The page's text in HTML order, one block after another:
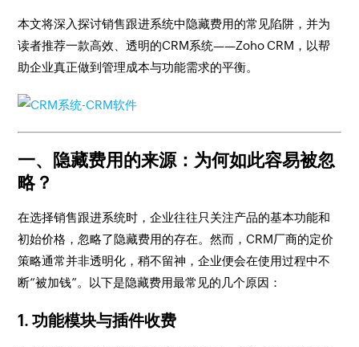
本文将深入探讨销售跟进系统中隐藏费用的常见陷阱，并为
读者推荐一款高效、透明的CRM系统——Zoho CRM，以帮
助企业真正做到管理成本与功能需求的平衡。
一、隐藏费用的来源：为何如此容易被忽
略？
在选择销售跟进系统时，企业往往只关注产品的基本功能和
初始价格，忽略了隐藏费用的存在。然而，CRM厂商的定价
策略通常并非透明化，稍不留神，企业便会在使用过程中不
断“被加钱”。以下是隐藏费用最常见的几个原因：
1.功能模块与插件收费